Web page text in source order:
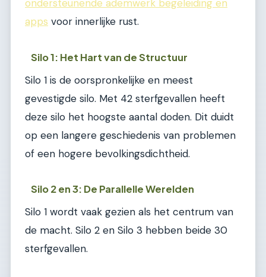
ondersteunende ademwerk begeleiding en
apps voor innerlijke rust.
Silo 1: Het Hart van de Structuur
Silo 1 is de oorspronkelijke en meest
gevestigde silo. Met 42 sterfgevallen heeft
deze silo het hoogste aantal doden. Dit duidt
op een langere geschiedenis van problemen
of een hogere bevolkingsdichtheid.
Silo 2 en 3: De Parallelle Werelden
Silo 1 wordt vaak gezien als het centrum van
de macht. Silo 2 en Silo 3 hebben beide 30
sterfgevallen.